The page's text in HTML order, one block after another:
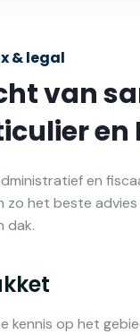
& legal
van
en
zo het beste
dak.
kennis op het